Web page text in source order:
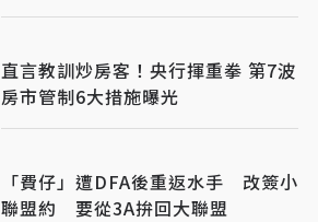
直言教訓炒房客！央行揮重拳 第7波
房市管制6大措施曝光
「費仔」遭DFA後重返水手 改簽小
聯盟約 要從3A拚回大聯盟